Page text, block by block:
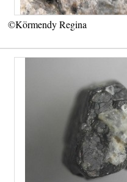
©Körmendy Regina